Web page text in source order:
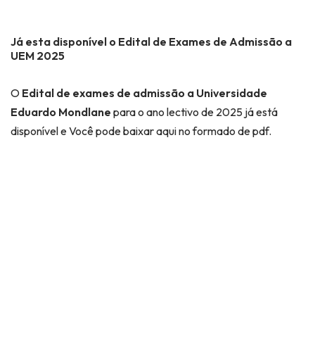
Já esta disponível o Edital de Exames de Admissão a
UEM 2025
O Edital de exames de admissão a Universidade
Eduardo Mondlane para o ano lectivo de 2025 já está
disponível e Você pode baixar aqui no formado de pdf.